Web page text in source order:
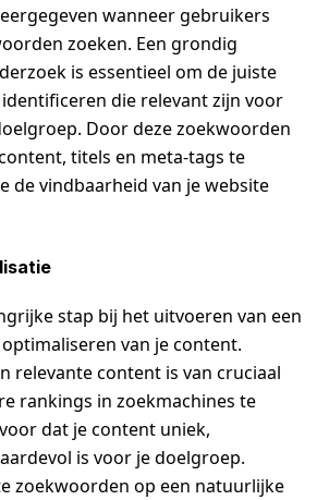
wanneer gebruikers
zoeken. Een grondig
is essentieel om de juiste
die relevant zijn voor
Door deze zoekwoorden
titels en meta-tags te
de vindbaarheid van je website
stap bij het uitvoeren van een
optimaliseren van je content.
relevante content is van cruciaal
rankings in zoekmachines te
dat je content uniek,
is voor je doelgroep.
zoekwoorden op een natuurlijke